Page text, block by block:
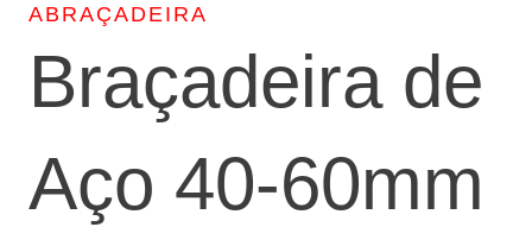
ABRAÇADEIRA
Braçadeira de
Aço 40-60mm